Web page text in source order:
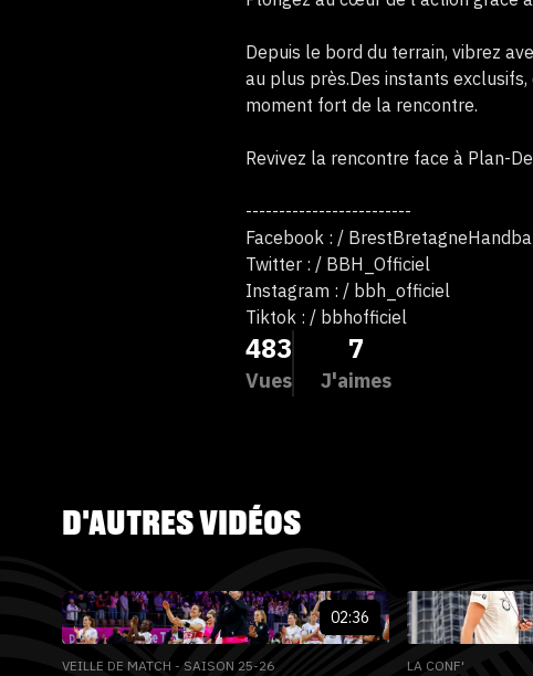
Depuis le bord du terrain, vibrez
au plus près.Des instants
moment fort de la rencontre.
Revivez la rencontre face à Plan-
-------------------------
Facebook : /
Twitter : / BBH_Officiel
Instagram : / bbh_officiel
Tiktok : / bbhofficiel
483
Vues
7
J'aimes
D'AUTRES VIDÉOS
02:36
VEILLE DE MATCH - SAISON 25-26 LA CONF'